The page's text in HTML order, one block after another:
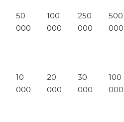
50
000
100
000
250
000
500
000
10
000
20
000
30
000
100
000